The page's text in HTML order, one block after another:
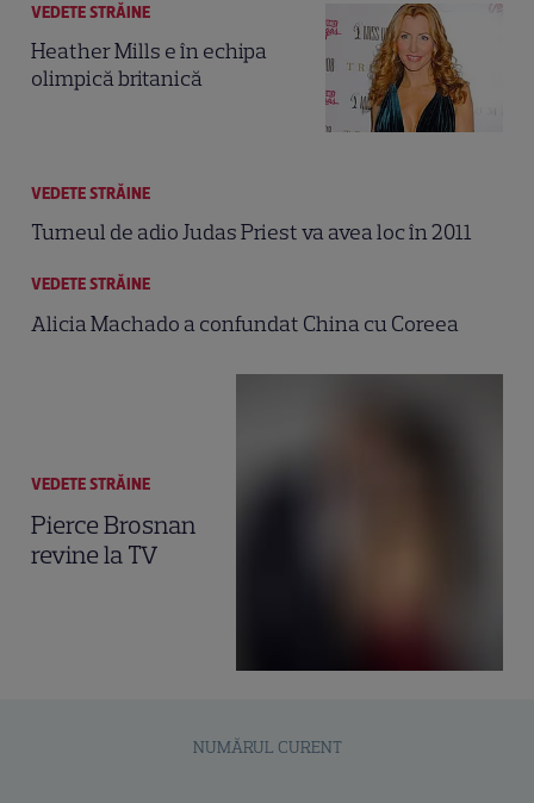
VEDETE STRĂINE
Heather Mills e în echipa
olimpică britanică
VEDETE STRĂINE
Turneul de adio Judas Priest va avea loc în 2011
VEDETE STRĂINE
Alicia Machado a confundat China cu Coreea
VEDETE STRĂINE
Pierce Brosnan
revine la TV
NUMĂRUL CURENT